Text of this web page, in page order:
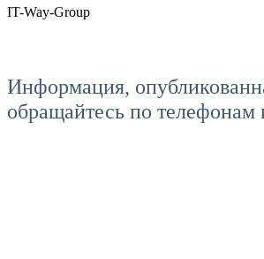
IT-Way-Group
Информация,
обращайтесь по телефонам